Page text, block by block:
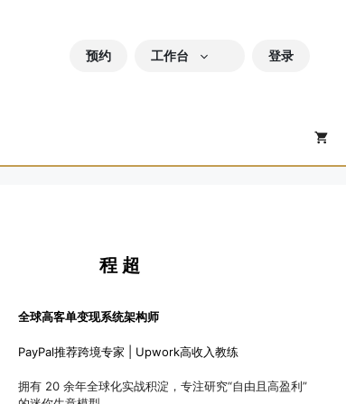
预约 工作台 登录
程 超
全球高客单变现系统架构师
PayPal推荐跨境专家 | Upwork高收入教练
拥有 20 余年全球化实战积淀，专注研究“自由且高盈利”